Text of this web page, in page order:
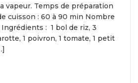
vapeur. Temps de préparation
cuisson : 60 à 90 min Nombre
: 1 bol de riz, 3
1 poivron, 1 tomate, 1 petit